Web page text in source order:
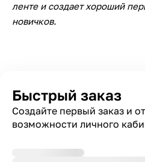
ленте и создает хороший
новичков.
Быстрый заказ
Создайте первый заказ и
возможности личного